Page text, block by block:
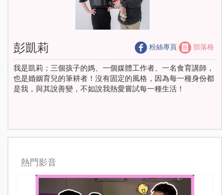
彭凱莉 粉絲專頁 部落格
我是凱莉；三個孩子的媽、一個媒體工作者、一名食育講師，
也是婚姻育兒的筆耕者！沒有固定的風格，因為每一種身份都
是我，與其說善變，不如說我熱愛嘗試每一種生活！
熱門影音